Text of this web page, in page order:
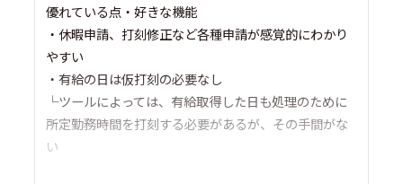
優れている点・好きな機能
・休暇申請、打刻修正など各種申請が感覚的にわかり
やすい
・有給の日は仮打刻の必要なし
└ツールによっては、有給取得した日も処理のために
所定勤務時間を打刻する必要があるが、その手間がな
い